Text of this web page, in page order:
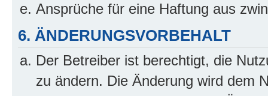
Ansprüche für eine Haftung aus
6. ÄNDERUNGSVORBEHALT
Der Betreiber ist berechtigt, die
zu ändern. Die Änderung wird dem